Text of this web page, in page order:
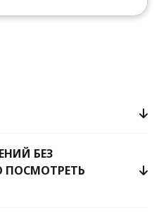
БЕЗ
ПОСМОТРЕТЬ